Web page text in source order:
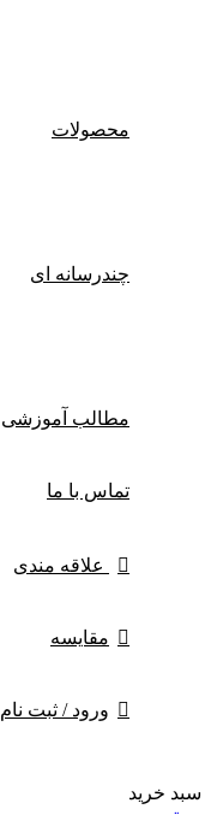
محصولات
چندرسانه ای
مطالب آموزشی
تماس با ما
علاقه مندی
مقایسه
ورود / ثبت نام
سبد خرید